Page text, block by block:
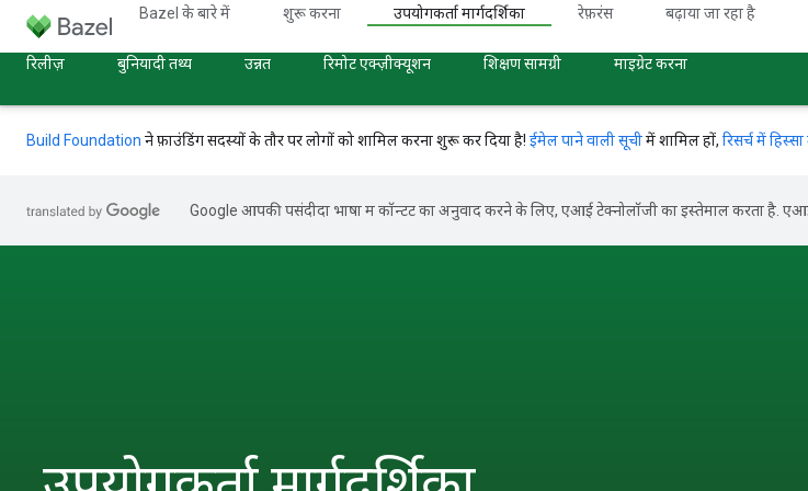
Bazel के बारे में शुरू करना उपयोगकर्ता मार्गदर्शिका रेफ़रंस बढ़ाया जा रहा है
रिलीज़ बुनियादी तथ्य उन्नत रिमोट एक्ज़ीक्यूशन शिक्षण सामग्री माइग्रेट करना
Build Foundation ने फ़ाउंडिंग सदस्यों के तौर पर लोगों को शामिल करना शुरू कर दिया है! ईमेल पाने वाली सूचीमें शामिल हों, रिसर्च में
Google आपकी पसंदीदा भाषा में कॉन्टेंट का अनुवाद करने के लिए, एआई टेक्नोलॉजी का इस्तेमाल करता है.